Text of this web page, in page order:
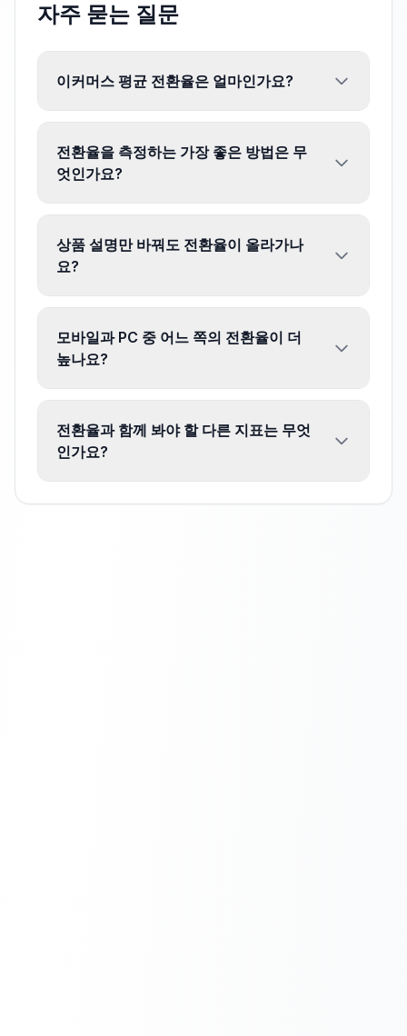
자주 묻는 질문
이커머스 평균 전환율은 얼마인가요?
전환율을 측정하는 가장 좋은 방법은 무
엇인가요?
상품 설명만 바꿔도 전환율이 올라가나
요?
모바일과 PC 중 어느 쪽의 전환율이 더
높나요?
전환율과 함께 봐야 할 다른 지표는 무엇
인가요?